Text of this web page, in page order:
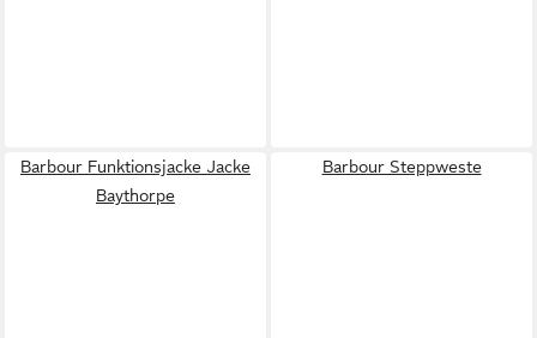
Barbour Funktionsjacke Jacke
Baythorpe
Barbour Steppweste